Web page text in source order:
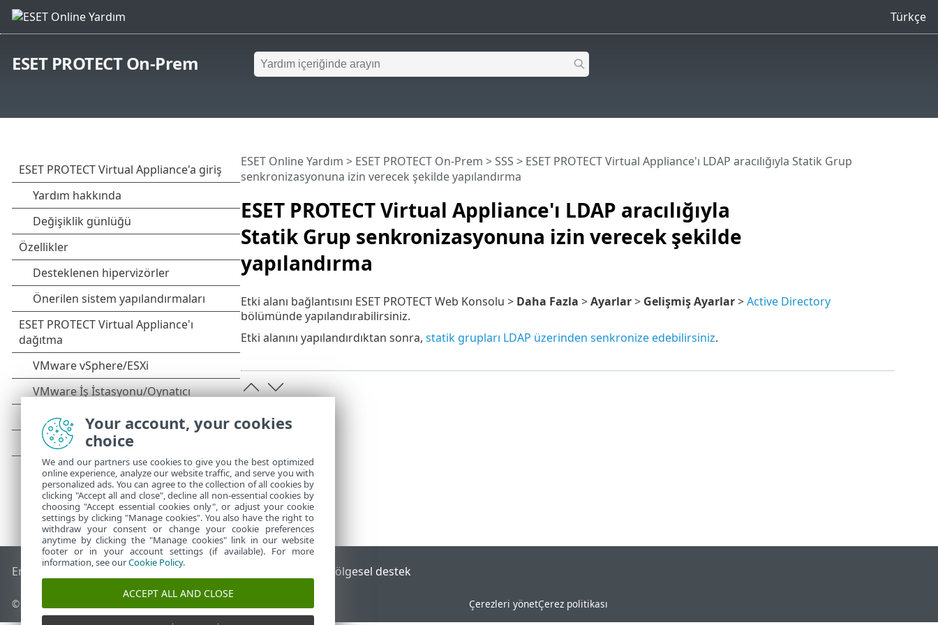
Türkçe
ESET PROTECT On-Prem
ESET PROTECT Virtual Appliance'ı LDAP aracılığıyla
Statik Grup senkronizasyonuna izin verecek şekilde
yapılandırma
ESET Online Yardım > ESET PROTECT On-Prem >SSS > ESET PROTECT Virtual Appliance'ı LDAP aracılığıyla Statik Grup
senkronizasyonuna izin verecek şekilde yapılandırma
Etki alanı bağlantısını ESET PROTECT Web Konsolu > Daha Fazla >Ayarlar> Gelişmiş Ayarlar>Active Directory
bölümünde yapılandırabilirsiniz.
Etki alanını yapılandırdıktan sonra, statik grupları LDAP üzerinden senkronize edebilirsiniz.
End of Life ESET Bilgi Bankası ESET Forumu Bölgesel destek
© 1992 - 2026 ESET, spol. s r.o. - Tüm hakları saklıdır. Çerezleri yönetÇerez politikası
Your account, your cookies
choice
We and our partners use cookies to give you the best optimized
online experience, analyze our website traffic, and serve you with
personalized ads. You can agree to the collection of all cookies by
clicking "Accept all and close", decline all non-essential cookies by
choosing "Accept essential cookies only", or adjust your cookie
settings by clicking "Manage cookies". You also have the right to
withdraw your consent or change your cookie preferences
anytime by clicking the "Manage cookies" link in our website
footer or in your account settings (if available). For more
information, see ourCookie Policy.
ACCEPT ALL AND CLOSE